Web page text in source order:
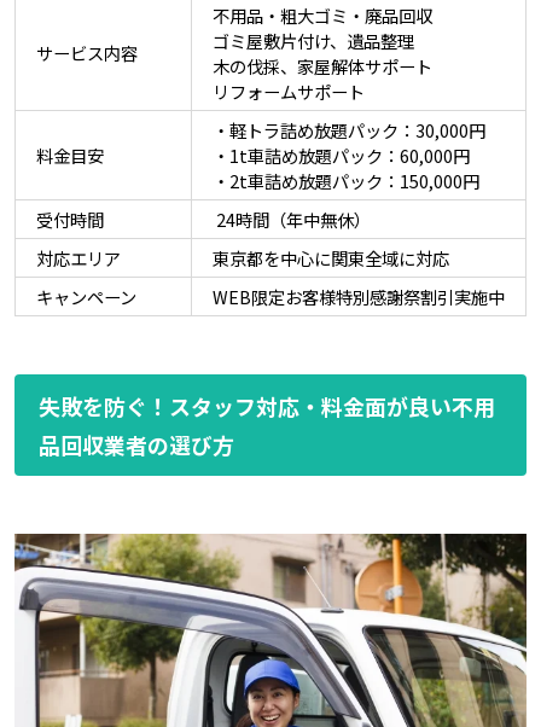
サービス内容
不用品・粗大ゴミ・廃品回収
ゴミ屋敷片付け、遺品整理
木の伐採、家屋解体サポート
リフォームサポート
料金目安
・軽トラ詰め放題パック：30,000円
・1t車詰め放題パック：60,000円
・2t車詰め放題パック：150,000円
受付時間
24時間（年中無休）
対応エリア
東京都を中心に関東全域に対応
キャンペーン
WEB限定お客様特別感謝祭割引実施中
失敗を防ぐ！スタッフ対応・料金面が良い不用
品回収業者の選び方